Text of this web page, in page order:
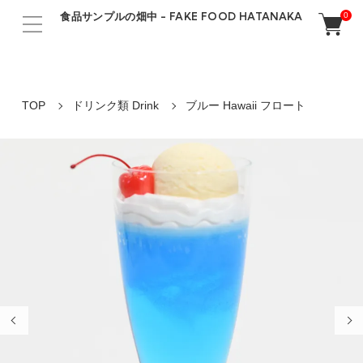
食品サンプルの畑中 - FAKE FOOD HATANAKA 0
TOP ドリンク類 Drink ブルー Hawaii フロート